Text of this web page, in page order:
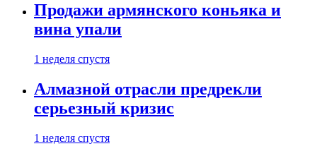
Продажи армянского коньяка и
вина упали
1 неделя спустя
Алмазной отрасли предрекли
серьезный кризис
1 неделя спустя